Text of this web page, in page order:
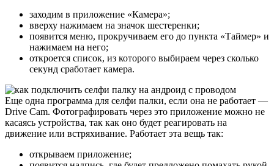
заходим в приложение «Камера»;
вверху нажимаем на значок шестеренки;
появится меню, прокручиваем его до пункта «Таймер» и
нажимаем на него;
откроется список, из которого выбираем через сколько
секунд сработает камера.
Еще одна программа для селфи палки, если она не работает —
Drive Cam. Фотографировать через это приложение можно не
касаясь устройства, так как оно будет реагировать на
движение или встряхивание. Работает эта вещь так:
открываем приложение;